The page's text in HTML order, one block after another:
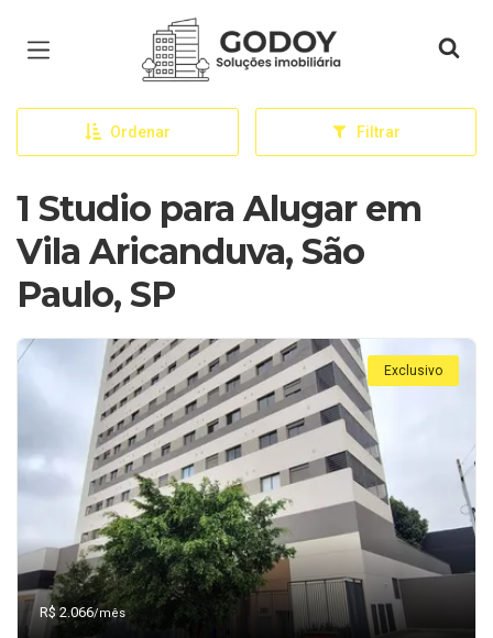
Página inicial
Ordenar Filtrar
1 Studio para Alugar em
Vila Aricanduva, São
Paulo, SP
Exclusivo
R$ 2.066/mês